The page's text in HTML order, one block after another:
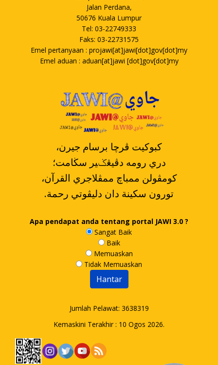
Jalan Perdana,
50676 Kuala Lumpur
Tel: 03-22749333
Faks: 03-22731575
Emel pertanyaan : projawi[at]jawi[dot]gov[dot]my
Emel aduan : aduan[at]jawi [dot]gov[dot]my
،کبوکيت ڤرچا برسام جيرن
دري رومه دڤيڠݢير سڬامت؛
،کومڤولن ممباچ ممڤلاجري القرآن
.تورون سکينة دان دليڤوتي رحمة
Apa pendapat anda tentang portal JAWI 3.0 ?
Sangat Baik
Baik
Memuaskan
Tidak Memuaskan
Jumlah Pelawat: 3638319
Kemaskini Terakhir : 10 Ogos 2026.